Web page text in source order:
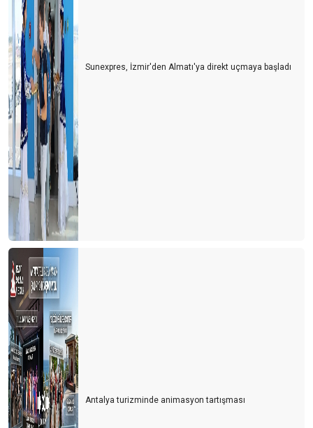
Sunexpres, İzmir'den Almatı'ya direkt uçmaya başladı
Antalya turizminde animasyon tartışması